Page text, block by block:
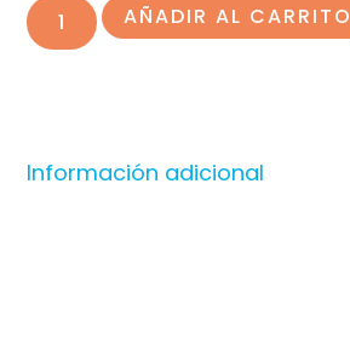
AÑADIR AL CARRITO
Información adicional